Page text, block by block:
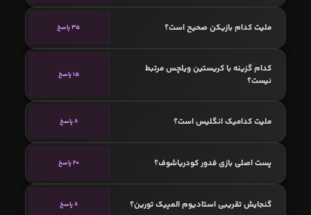
ملیت کدام بازیکن صحیح است؟ 35 پاسخ
کدام گزینه با کریستین ویلچس مرتبط
نیست؟
15 پاسخ
ملیت کدامیک انگلیس است؟ 8 پاسخ
پست اصلی بازی فدور کودریاشوف؟ 20 پاسخ
گنجایش تقریبی استادیوم المپیک تورین؟ 8 پاسخ